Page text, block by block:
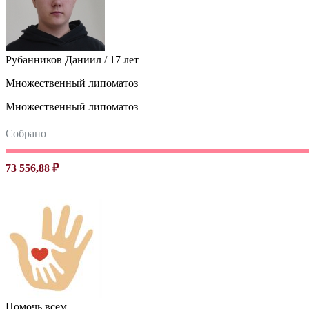
Рубанников Даниил / 17 лет
Множественный липоматоз
Множественный липоматоз
Собрано
73 556,88 ₽
Помочь всем